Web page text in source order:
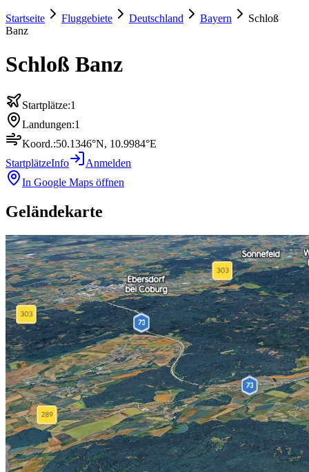
Startseite Fluggebiete Deutschland Bayern
Schloß
Banz
Schloß Banz
Startplätze:1
Landungen:1
Koord.:50.1346°N, 10.9984°E
StartplätzeInfo
Anmelden
In Google Maps öffnen
Geländekarte